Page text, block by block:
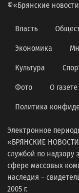
©«Брянские
Власть
Экономика
Культура
Фото О газете
Политика
Электронное
«БРЯНСКИЕ
службой по надзору
сфере массовых
наследия −
2005 г.